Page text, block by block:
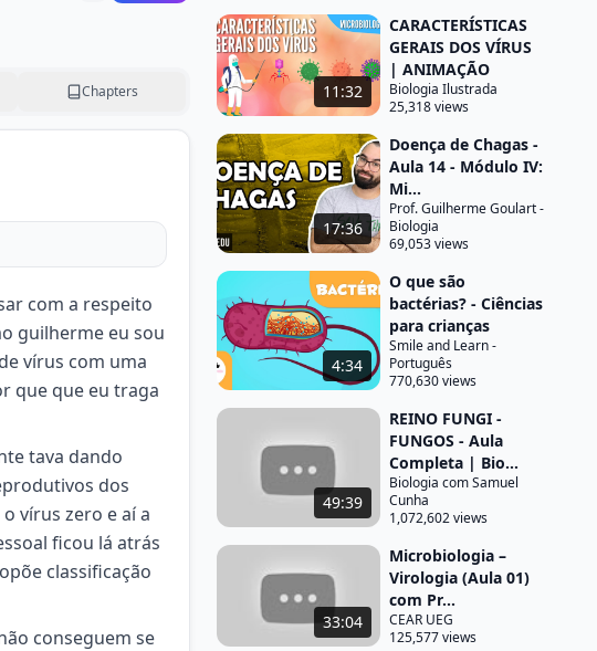
Chapters
com a respeito
guilherme eu sou
vírus com uma
que que eu traga
tava dando
dos
vírus zero e aí a
ficou lá atrás
classificação
conseguem se
11:32
CARACTERÍSTICAS
GERAIS DOS VÍRUS
| ANIMAÇÃO
Biologia Ilustrada
25,318 views
17:36
Doença de Chagas -
Aula 14 - Módulo IV:
Mi...
Prof. Guilherme Goulart -
Biologia
69,053 views
4:34
O que são
bactérias? - Ciências
para crianças
Smile and Learn -
Português
770,630 views
49:39
REINO FUNGI -
FUNGOS - Aula
Completa | Bio...
Biologia com Samuel
Cunha
1,072,602 views
33:04
Microbiologia –
Virologia (Aula 01)
com Pr...
CEAR UEG
125,577 views